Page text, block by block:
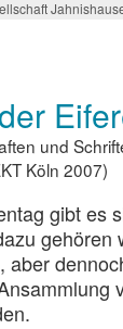
und
Köln 2007)
gibt es
gehören
aber